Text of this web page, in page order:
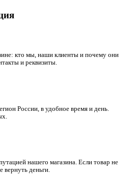
кто мы, наши клиенты и почему они
и реквизиты.
России, в удобное время и день.
нашего магазина. Если товар не
вернуть деньги.